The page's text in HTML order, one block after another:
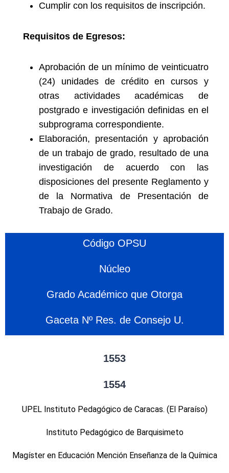
Cumplir con los requisitos de inscripción.
Requisitos de Egresos:
Aprobación de un mínimo de veinticuatro
(24) unidades de crédito en cursos y
otras actividades académicas de
postgrado e investigación definidas en el
subprograma correspondiente.
Elaboración, presentación y aprobación
de un trabajo de grado, resultado de una
investigación de acuerdo con las
disposiciones del presente Reglamento y
de la Normativa de Presentación de
Trabajo de Grado.
Código OPSU
Núcleo
Grado Académico que Otorga
Gaceta Nº Res. de Consejo U.
1553
1554
UPEL Instituto Pedagógico de Caracas. (El Paraíso)
Instituto Pedagógico de Barquisimeto
Magíster en Educación Mención Enseñanza de la Química